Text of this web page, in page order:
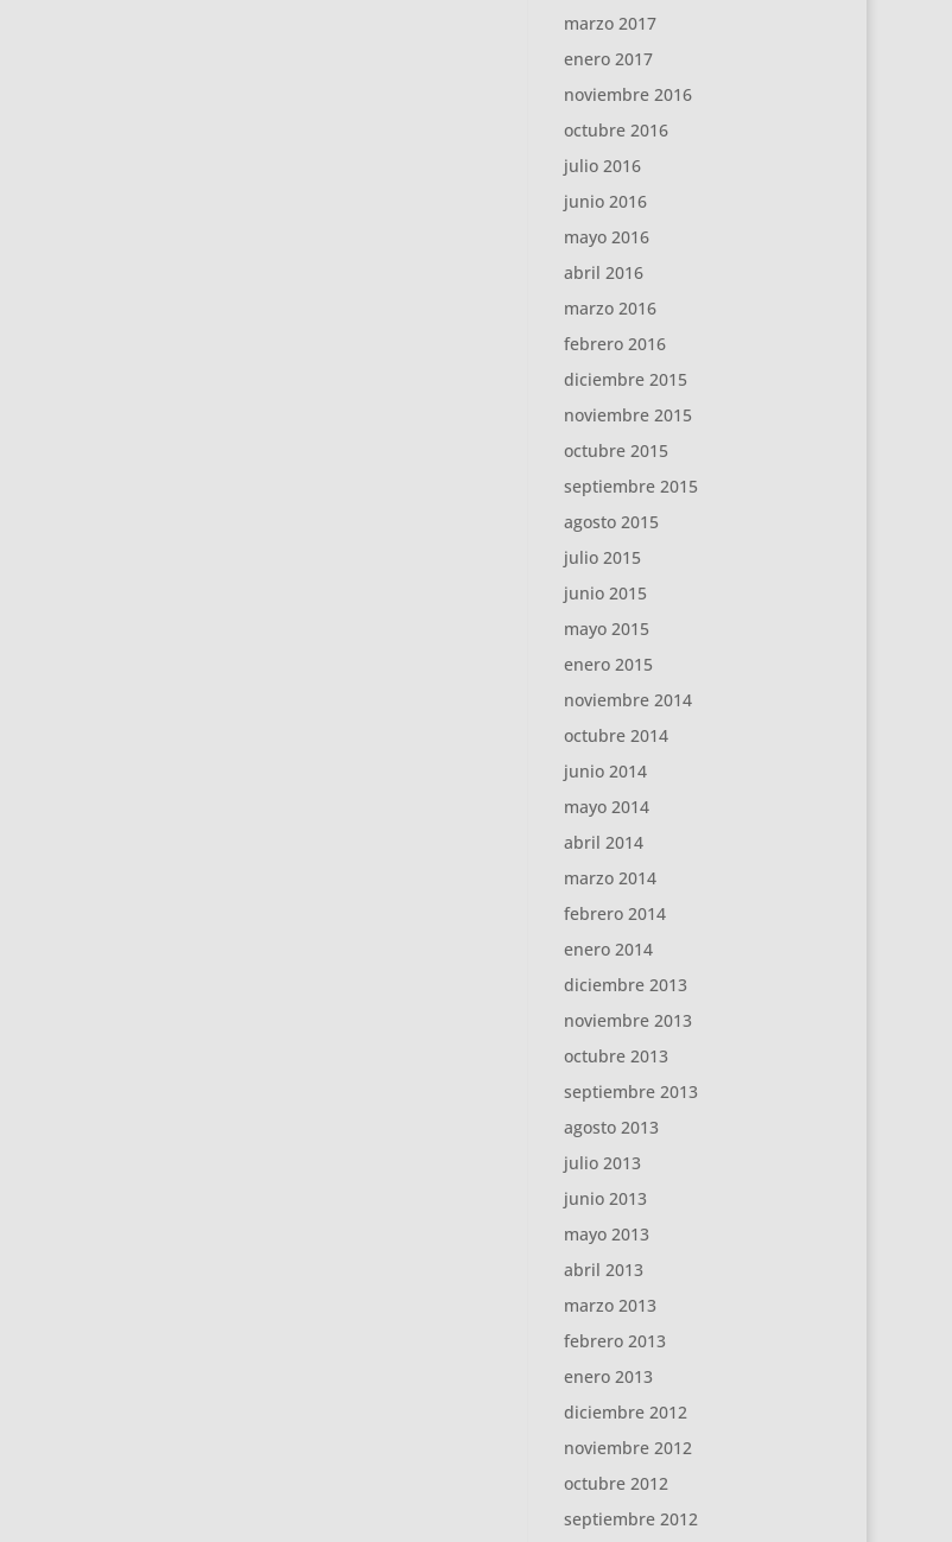
marzo 2017
enero 2017
noviembre 2016
octubre 2016
julio 2016
junio 2016
mayo 2016
abril 2016
marzo 2016
febrero 2016
diciembre 2015
noviembre 2015
octubre 2015
septiembre 2015
agosto 2015
julio 2015
junio 2015
mayo 2015
enero 2015
noviembre 2014
octubre 2014
junio 2014
mayo 2014
abril 2014
marzo 2014
febrero 2014
enero 2014
diciembre 2013
noviembre 2013
octubre 2013
septiembre 2013
agosto 2013
julio 2013
junio 2013
mayo 2013
abril 2013
marzo 2013
febrero 2013
enero 2013
diciembre 2012
noviembre 2012
octubre 2012
septiembre 2012